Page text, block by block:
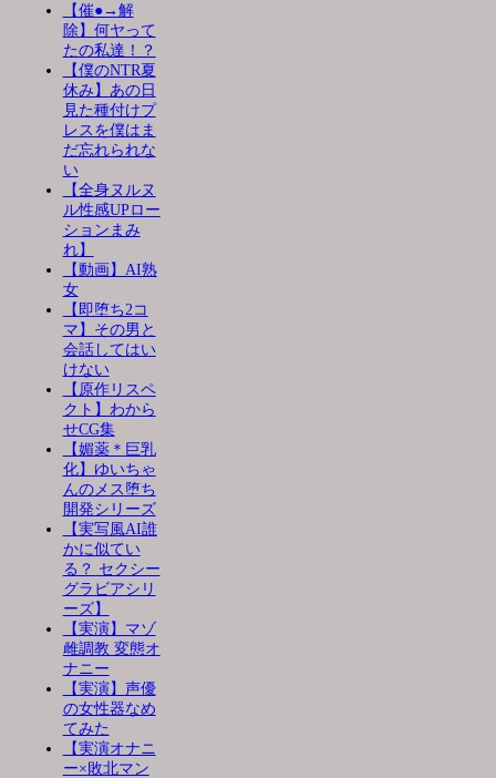
【催●→解
除】何ヤって
たの私達！？
【僕のNTR夏
休み】あの日
見た種付けプ
レスを僕はま
だ忘れられな
い
【全身ヌルヌ
ル性感UPロー
ションまみ
れ】
【動画】AI熟
女
【即堕ち2コ
マ】その男と
会話してはい
けない
【原作リスペ
クト】わから
せCG集
【媚薬＊巨乳
化】ゆいちゃ
んのメス堕ち
開発シリーズ
【実写風AI誰
かに似てい
る？ セクシー
グラビアシリ
ーズ】
【実演】マゾ
雌調教 変態オ
ナニー
【実演】声優
の女性器なめ
てみた
【実演オナニ
ー×敗北マン